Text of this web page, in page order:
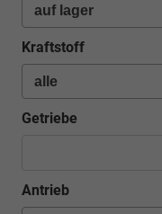
Kraftstoff
Getriebe
Antrieb